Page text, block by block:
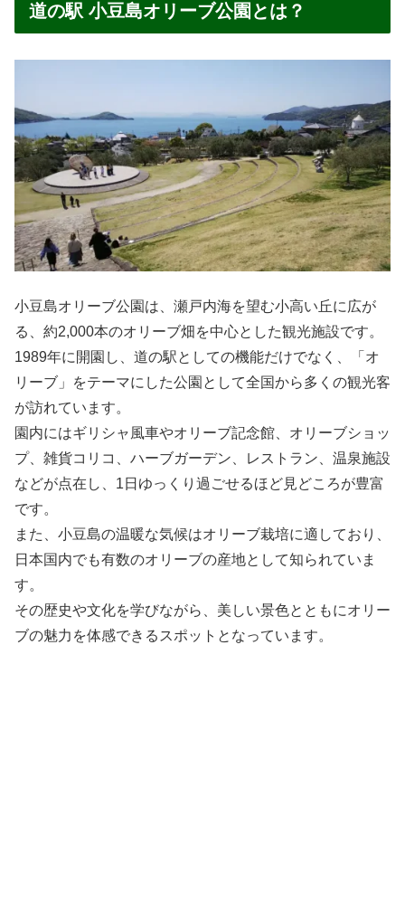
道の駅 小豆島オリーブ公園とは？
小豆島オリーブ公園は、瀬戸内海を望む小高い丘に広が
る、約2,000本のオリーブ畑を中心とした観光施設です。
1989年に開園し、道の駅としての機能だけでなく、「オ
リーブ」をテーマにした公園として全国から多くの観光客
が訪れています。
園内にはギリシャ風車やオリーブ記念館、オリーブショッ
プ、雑貨コリコ、ハーブガーデン、レストラン、温泉施設
などが点在し、1日ゆっくり過ごせるほど見どころが豊富
です。
また、小豆島の温暖な気候はオリーブ栽培に適しており、
日本国内でも有数のオリーブの産地として知られていま
す。
その歴史や文化を学びながら、美しい景色とともにオリー
ブの魅力を体感できるスポットとなっています。